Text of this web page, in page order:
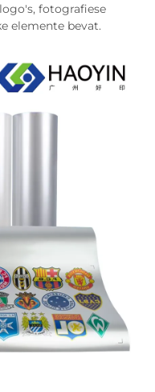
fotografiese
elemente bevat.